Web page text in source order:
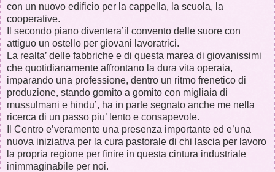
con un nuovo edificio per la cappella, la scuola, la
cooperative.
Il secondo piano diventera’il convento delle suore con
attiguo un ostello per giovani lavoratrici.
La realta’ delle fabbriche e di questa marea di giovanissimi
che quotidianamente affrontano la dura vita operaia,
imparando una professione, dentro un ritmo frenetico di
produzione, stando gomito a gomito con migliaia di
mussulmani e hindu’, ha in parte segnato anche me nella
ricerca di un passo piu’ lento e consapevole.
Il Centro e’veramente una presenza importante ed e’una
nuova iniziativa per la cura pastorale di chi lascia per lavoro
la propria regione per finire in questa cintura industriale
inimmaginabile per noi.